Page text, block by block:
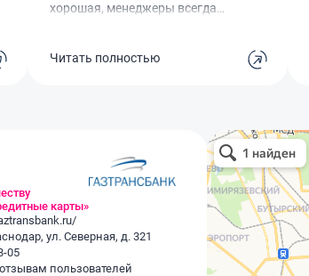
хорошая, менеджеры всегда
платные услуги по просьбе сразу
Читать полностью
карты»
ул. Северная, д. 321
05
пользователей